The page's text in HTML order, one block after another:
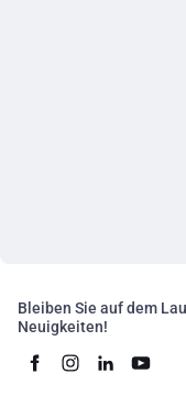
Bleiben Sie auf dem
Neuigkeiten!